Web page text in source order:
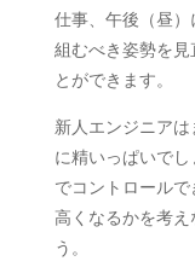
仕事、午後（昼
組むべき姿勢を見
とができます。
新人エンジニア
に精いっぱいで
でコントロール
高くなるかを考え
う。